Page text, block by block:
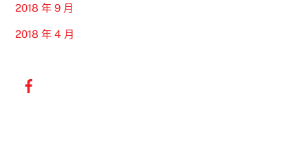
2018 年 9 月
2018 年 4 月